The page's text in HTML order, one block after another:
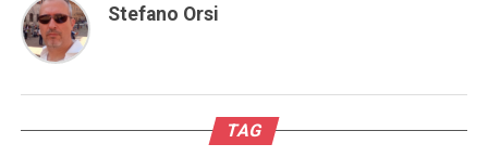
Stefano Orsi
TAG